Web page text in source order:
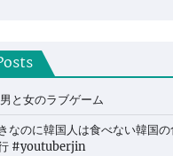
と女のラブゲーム
なのに韓国人は食べない韓国
#youtuberjin